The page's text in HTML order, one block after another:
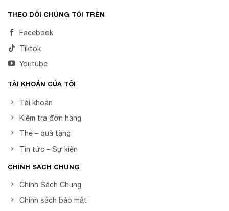
THEO DÕI CHÚNG TÔI TRÊN
Facebook
Tiktok
Youtube
TÀI KHOẢN CỦA TÔI
Tài khoản
Kiểm tra đơn hàng
Thẻ – quà tặng
Tin tức – Sự kiện
CHÍNH SÁCH CHUNG
Chính Sách Chung
Chính sách bảo mật